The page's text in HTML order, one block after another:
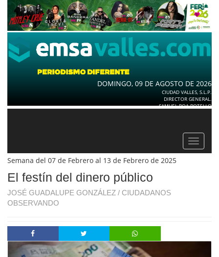
DOMINGO, 09 DE AGOSTO DE 2026
CIUDAD VALLES, S.L.P.
DIRECTOR GENERAL.
SAMUEL ROA BOTELLO
Toggle
Semana del 07 de Febrero al 13 de Febrero de 2025
El festín del dinero público
JOSÉ GUADALUPE GONZÁLEZ / CIUDADANOS
OBSERVANDO